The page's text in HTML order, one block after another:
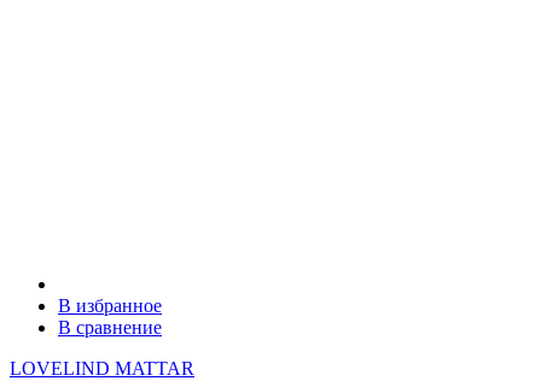
В избранное
В сравнение
LOVELIND MATTAR